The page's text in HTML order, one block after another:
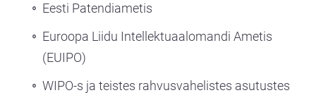
Eesti Patendiametis
Euroopa Liidu Intellektuaalomandi Ametis
(EUIPO)
WIPO-s ja teistes rahvusvahelistes asutustes